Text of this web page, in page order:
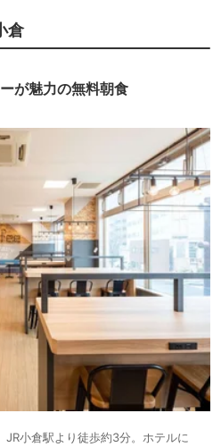
倉
が魅力の無料朝食
JR小倉駅より徒歩約3分。ホテルに